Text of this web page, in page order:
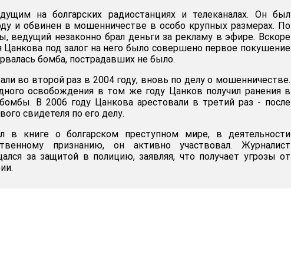
на болгарских радиостанциях и телеканалах. Он был
и обвинен в мошенничестве в особо крупных размерах. По
ведущий незаконно брал деньги за рекламу в эфире. Вскоре
Цанкова под залог на него было совершено первое покушение
бомба, пострадавших не было.
во второй раз в 2004 году, вновь по делу о мошенничестве.
освобождения в том же году Цанков получил ранения в
В 2006 году Цанкова арестовали в третий раз - после
свидетеля по его делу.
в книге о болгарском преступном мире, в деятельности
признанию, он активно участвовал. Журналист
за защитой в полицию, заявляя, что получает угрозы от